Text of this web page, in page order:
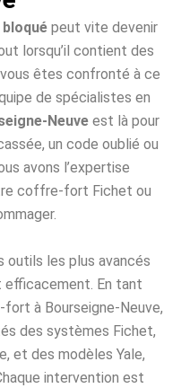
peut vite devenir
lorsqu’il contient des
êtes confronté à ce
de spécialistes en
Neuveest là pour
un code oublié ou
avons l’expertise
coffre-fort Fichet ou
outils les plus avancés
efficacement. En tant
à Bourseigne-Neuve,
des systèmes Fichet,
et des modèles Yale,
intervention est